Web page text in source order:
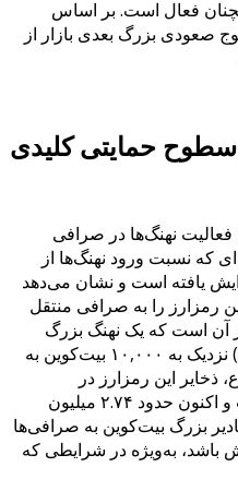
فعال است. بر اساس
صعودی بزرگ بعدی بازار از
و سطوح حمایتی کلیدی
نهنگ‌ها در صرافی
که نسبت ورود نهنگ‌ها از
۲ تا ۱۵ فوریه افزایش یافته است و نشان می‌دهد
رمزارز را به صرافی منتقل
آن است که یک نهنگ بزرگ
موسوم به هایپر‌یونیت (Hyperunit) نزدیک به ۱۰,۰۰۰ بیت‌کوین به
این رمزارز در
صرافی‌ها روند کاهشی داشته است و اکنون حدود ۲.۷۴ میلیون
بزرگ بیت‌کوین به صرافی‌ها
باشد، به‌ویژه در شرایطی که